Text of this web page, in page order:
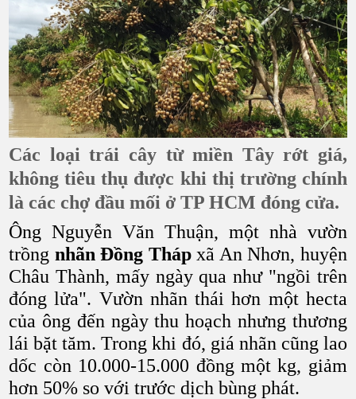
Các loại trái cây từ miền Tây rớt giá,
không tiêu thụ được khi thị trường chính
là các chợ đầu mối ở TP HCM đóng cửa.
Ông Nguyễn Văn Thuận, một nhà vườn
trồng nhãn Đồng Thápxã An Nhơn, huyện
Châu Thành, mấy ngày qua như "ngồi trên
đóng lửa". Vườn nhãn thái hơn một hecta
của ông đến ngày thu hoạch nhưng thương
lái bặt tăm. Trong khi đó, giá nhãn cũng lao
dốc còn 10.000-15.000 đồng một kg, giảm
hơn 50% so với trước dịch bùng phát.